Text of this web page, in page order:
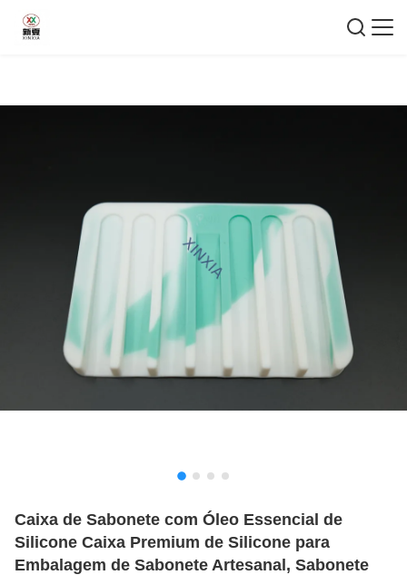
Caixa de Sabonete com Óleo Essencial de
Silicone Caixa Premium de Silicone para
Embalagem de Sabonete Artesanal, Sabonete